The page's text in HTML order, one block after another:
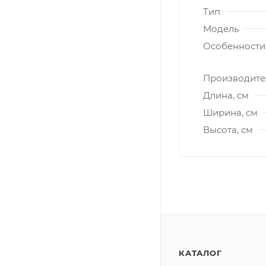
Тип
Модель
Особенности
Длина, см
Ширина, см
Высота, см
КАТАЛОГ